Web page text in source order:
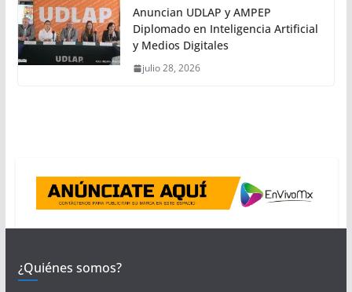
Anuncian UDLAP y AMPEP
Diplomado en Inteligencia Artificial
y Medios Digitales
julio 28, 2026
¿Quiénes somos?